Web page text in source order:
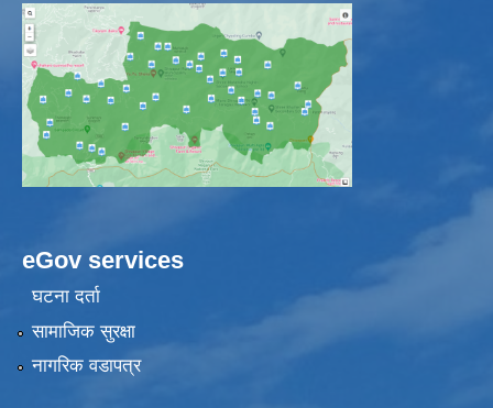
eGov services
घटना दर्ता
सामाजिक सुरक्षा
नागरिक वडापत्र